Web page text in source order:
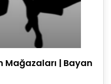
Mağazaları | Bayan